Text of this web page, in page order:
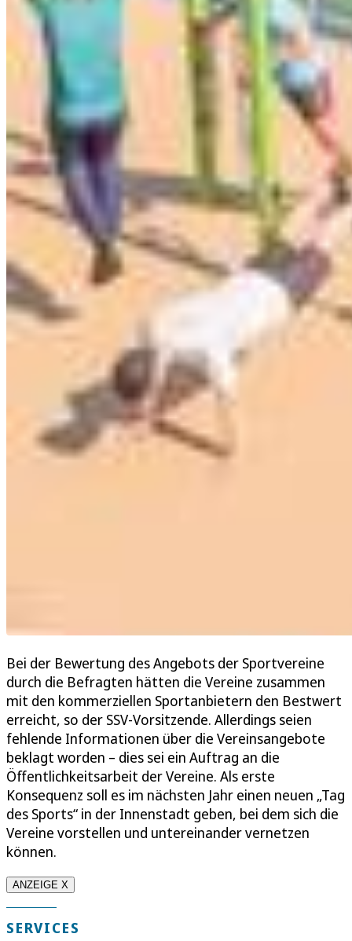
Bei der Bewertung des Angebots der Sportvereine
durch die Befragten hätten die Vereine zusammen
mit den kommerziellen Sportanbietern den Bestwert
erreicht, so der SSV-Vorsitzende. Allerdings seien
fehlende Informationen über die Vereinsangebote
beklagt worden – dies sei ein Auftrag an die
Öffentlichkeitsarbeit der Vereine. Als erste
Konsequenz soll es im nächsten Jahr einen neuen „Tag
des Sports“ in der Innenstadt geben, bei dem sich die
Vereine vorstellen und untereinander vernetzen
können.
ANZEIGE X
SERVICES